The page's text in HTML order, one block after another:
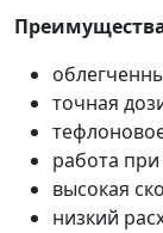
точная
работа
высокая
низкий